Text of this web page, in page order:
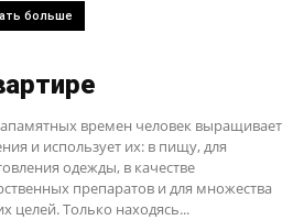
больше
времен человек выращивает
и использует их: в пищу, для
одежды, в качестве
препаратов и для множества
целей. Только находясь...